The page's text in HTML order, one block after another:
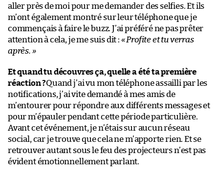
aller près de moi pour me demander des selfies. Et ils
m’ont également montré sur leur téléphone que je
commençais à faire le buzz. J’ai préféré ne pas prêter
attention à cela, je me suis dit : « Profite et tu verras
après. »
Et quand tu découvres ça, quelle a été ta première
réaction ?Quand j’ai vu mon téléphone assailli par les
notifications, j’ai vite demandé à mes amis de
m’entourer pour répondre aux différents messages et
pour m’épauler pendant cette période particulière.
Avant cet événement, je n’étais sur aucun réseau
social, car je trouve que cela ne m’apporte rien. Et se
retrouver autant sous le feu des projecteurs n’est pas
évident émotionnellement parlant.